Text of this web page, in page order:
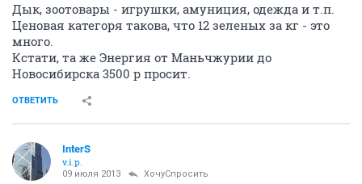
Дык, зоотовары - игрушки, амуниция, одежда и т.п.
Ценовая категоря такова, что 12 зеленых за кг - это
много.
Кстати, та же Энергия от Маньчжурии до
Новосибирска 3500 р просит.
ОТВЕТИТЬ
InterS
v.i.p.
09 июля 2013 ХочуСпросить